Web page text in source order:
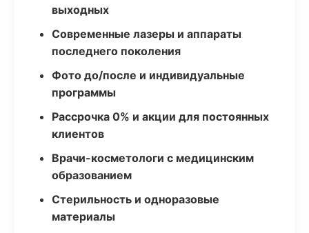
выходных
Современные лазеры и аппараты
последнего поколения
Фото до/после и индивидуальные
программы
Рассрочка 0% и акции для постоянных
клиентов
Врачи-косметологи с медицинским
образованием
Стерильность и одноразовые
материалы